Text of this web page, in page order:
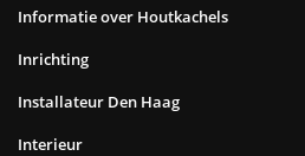
Informatie over Houtkachels
Inrichting
Installateur Den Haag
Interieur